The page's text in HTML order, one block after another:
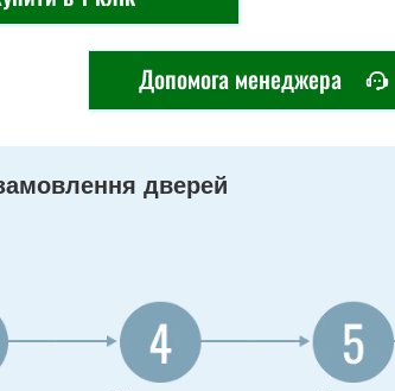
Допомога менеджера
дверей